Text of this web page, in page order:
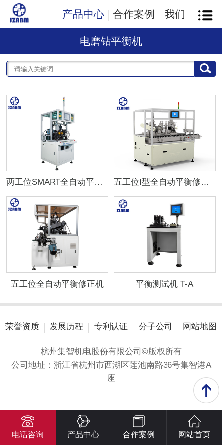
产品中心 合作案例 我们
电磨钻平衡机
两工位SMART全自动平衡机 五工位I型全自动平衡修正机
五工位全自动平衡修正机 平衡测试机 T-A
荣誉资质 发展历程 专利认证 分子公司 网站地图
杭州集智机电股份有限公司©版权所有
公司地址：浙江省杭州市西湖区莲池南路36号集智港A
座
电话咨询 产品中心 合作案例 网站首页